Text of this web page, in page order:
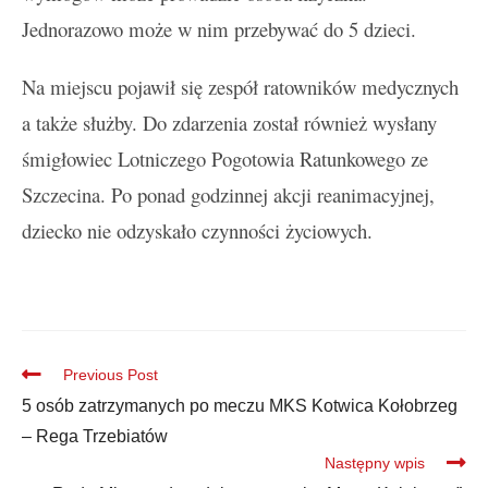
Jednorazowo może w nim przebywać do 5 dzieci.
Na miejscu pojawił się zespół ratowników medycznych
a także służby. Do zdarzenia został również wysłany
śmigłowiec Lotniczego Pogotowia Ratunkowego ze
Szczecina. Po ponad godzinnej akcji reanimacyjnej,
dziecko nie odzyskało czynności życiowych.
Previous Post
5 osób zatrzymanych po meczu MKS Kotwica Kołobrzeg
– Rega Trzebiatów
Następny wpis